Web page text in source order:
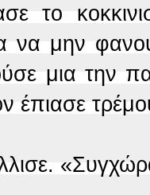
το
να μην
μια την
έπιασε